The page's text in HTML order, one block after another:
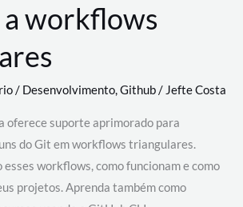
workflows
/ Desenvolvimento,Github/ Jefte Costa
oferece suporte aprimorado para
do Git em workflows triangulares.
esses workflows, como funcionam e como
projetos. Aprenda também como